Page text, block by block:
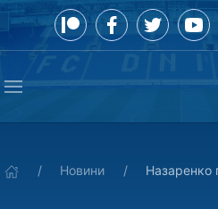
Новини Назаренко